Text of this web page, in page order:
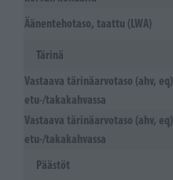
Äänentehotaso, taattu (LWA)
Tärinä
Vastaava tärinäarvotaso (ahv, eq)
etu-/takakahvassa
Vastaava tärinäarvotaso (ahv, eq)
etu-/takakahvassa
Päästöt